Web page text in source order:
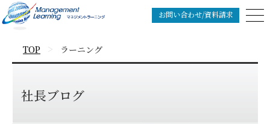
お問い合わせ/資料請求
TOP > ラーニング
社長ブログ